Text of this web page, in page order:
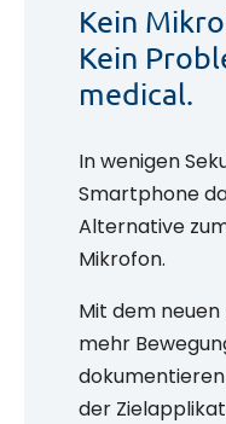
Kein
Kein
medical.
In wenigen
Smartphone
Alternative
Mikrofon.
Mit dem
mehr
der